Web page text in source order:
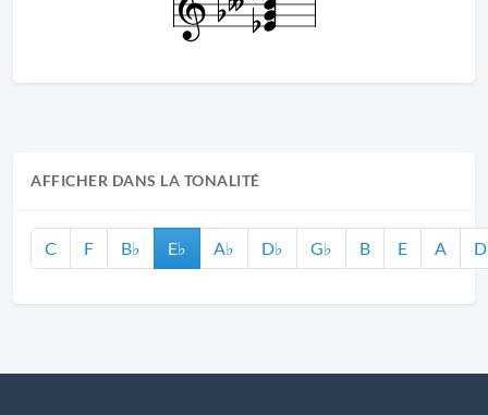
AFFICHER DANS LA TONALITÉ
C F B♭ E♭ A♭ D♭ G♭ B E A D